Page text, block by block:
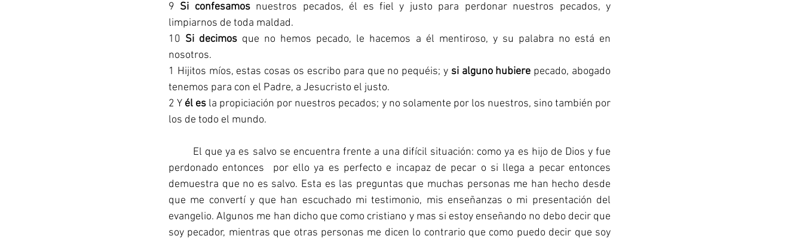
9 Si confesamos nuestros pecados, él es fiel y justo para perdonar nuestros pecados, y
limpiarnos de toda maldad.
10 Si decimos que no hemos pecado, le hacemos a él mentiroso, y su palabra no está en
nosotros.
1 Hijitos míos, estas cosas os escribo para que no pequéis; y si alguno hubiere pecado, abogado
tenemos para con el Padre, a Jesucristo el justo.
2 Y él es la propiciación por nuestros pecados; y no solamente por los nuestros, sino también por
los de todo el mundo.
perdonado entonces  por ello ya es perfecto e incapaz de pecar o si llega a pecar entonces
demuestra que no es salvo. Esta es las preguntas que muchas personas me han hecho desde
que me convertí y que han escuchado mi testimonio, mis enseñanzas o mi presentación del
evangelio. Algunos me han dicho que como cristiano y mas si estoy enseñando no debo decir que
soy pecador, mientras que otras personas me dicen lo contrario que como puedo decir que soy